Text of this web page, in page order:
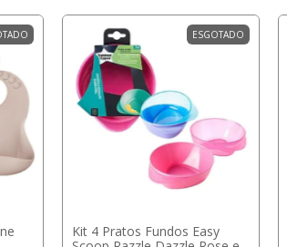
ESGOTADO
Kit 4 Pratos Fundos Easy